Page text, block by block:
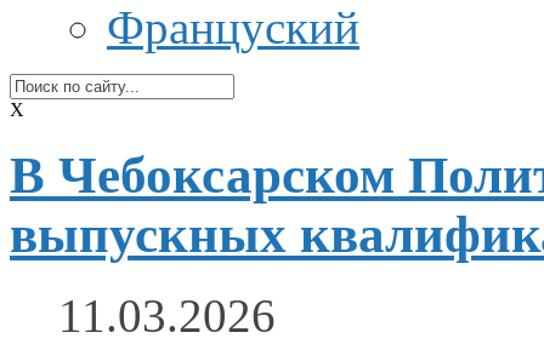
Француский
X
В Чебоксарском
выпускных
11.03.2026